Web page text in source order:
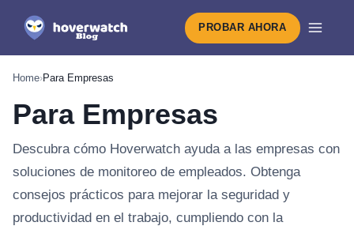
PROBAR AHORA
Home›Para Empresas
Para Empresas
Descubra cómo Hoverwatch ayuda a las empresas con
soluciones de monitoreo de empleados. Obtenga
consejos prácticos para mejorar la seguridad y
productividad en el trabajo, cumpliendo con la